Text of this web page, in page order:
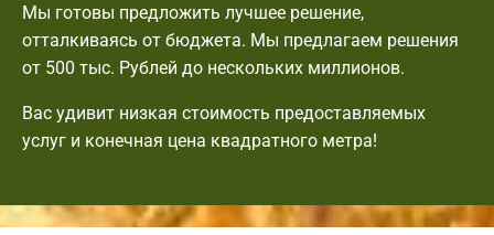
Мы готовы предложить лучшее решение,
отталкиваясь от бюджета. Мы предлагаем решения
от 500 тыс. Рублей до нескольких миллионов.
Вас удивит низкая стоимость предоставляемых
услуг и конечная цена квадратного метра!